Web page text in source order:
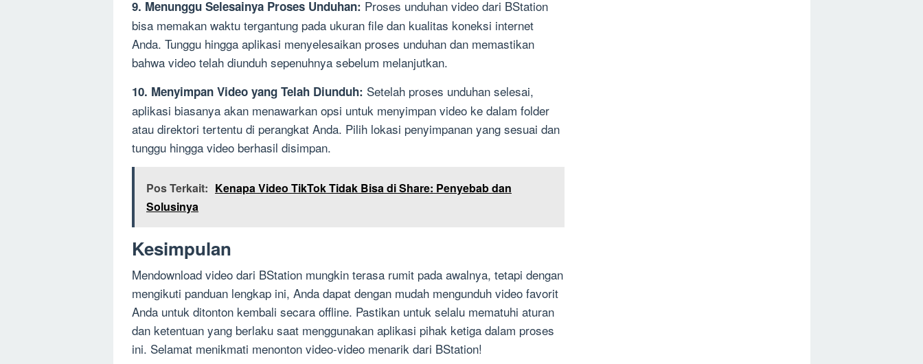
9. Menunggu Selesainya Proses Unduhan: Proses unduhan video dari BStation
bisa memakan waktu tergantung pada ukuran file dan kualitas koneksi internet
Anda. Tunggu hingga aplikasi menyelesaikan proses unduhan dan memastikan
bahwa video telah diunduh sepenuhnya sebelum melanjutkan.
10. Menyimpan Video yang Telah Diunduh: Setelah proses unduhan selesai,
aplikasi biasanya akan menawarkan opsi untuk menyimpan video ke dalam folder
atau direktori tertentu di perangkat Anda. Pilih lokasi penyimpanan yang sesuai dan
tunggu hingga video berhasil disimpan.
Pos Terkait: Kenapa Video TikTok Tidak Bisa di Share: Penyebab dan
Solusinya
Kesimpulan
Mendownload video dari BStation mungkin terasa rumit pada awalnya, tetapi dengan
mengikuti panduan lengkap ini, Anda dapat dengan mudah mengunduh video favorit
Anda untuk ditonton kembali secara offline. Pastikan untuk selalu mematuhi aturan
dan ketentuan yang berlaku saat menggunakan aplikasi pihak ketiga dalam proses
ini. Selamat menikmati menonton video-video menarik dari BStation!